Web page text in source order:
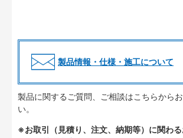
製品情報・仕様・施工について
製品に関するご質問、ご相談はこちらから
い。
※お取引（見積り、注文、納期等）に関わ